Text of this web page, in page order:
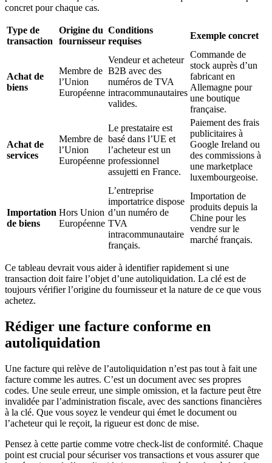
concret pour chaque cas.
Type de
transaction
Origine du
fournisseur
Conditions
requises
Exemple concret
Achat de
biens
Membre de
l’Union
Européenne
Vendeur et acheteur
B2B avec des
numéros de TVA
intracommunautaires
valides.
Commande de
stock auprès d’un
fabricant en
Allemagne pour
une boutique
française.
Achat de
services
Membre de
l’Union
Européenne
Le prestataire est
basé dans l’UE et
l’acheteur est un
professionnel
assujetti en France.
Paiement des frais
publicitaires à
Google Ireland ou
des commissions à
une marketplace
luxembourgeoise.
Importation
de biens
Hors Union
Européenne
L’entreprise
importatrice dispose
d’un numéro de
TVA
intracommunautaire
français.
Importation de
produits depuis la
Chine pour les
vendre sur le
marché français.
Ce tableau devrait vous aider à identifier rapidement si une
transaction doit faire l’objet d’une autoliquidation. La clé est de
toujours vérifier l’origine du fournisseur et la nature de ce que vous
achetez.
Rédiger une facture conforme en
autoliquidation
Une facture qui relève de l’autoliquidation n’est pas tout à fait une
facture comme les autres. C’est un document avec ses propres
codes. Une seule erreur, une simple omission, et la facture peut être
invalidée par l’administration fiscale, avec des sanctions financières
à la clé. Que vous soyez le vendeur qui émet le document ou
l’acheteur qui le reçoit, la rigueur est donc de mise.
Pensez à cette partie comme votre check-list de conformité. Chaque
point est crucial pour sécuriser vos transactions et vous assurer que